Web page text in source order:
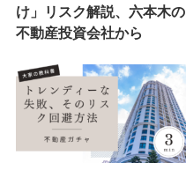
け」リスク解説、六本木の
不動産投資会社から